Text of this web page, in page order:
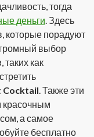
тогда
деньги. Здесь
которые порадуют
выбор
как
Cocktail. Также эти
красочным
а самое
бесплатно